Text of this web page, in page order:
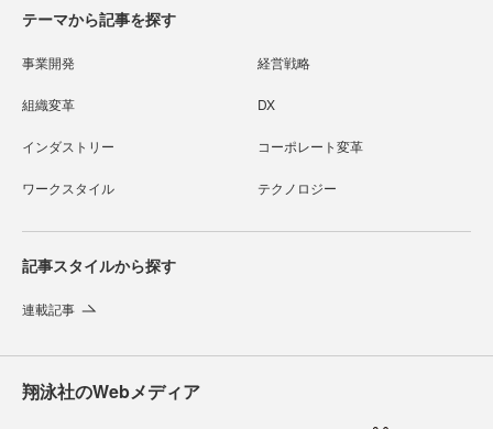
テーマから記事を探す
事業開発 経営戦略
組織変革 DX
インダストリー コーポレート変革
ワークスタイル テクノロジー
記事スタイルから探す
連載記事
翔泳社のWebメディア